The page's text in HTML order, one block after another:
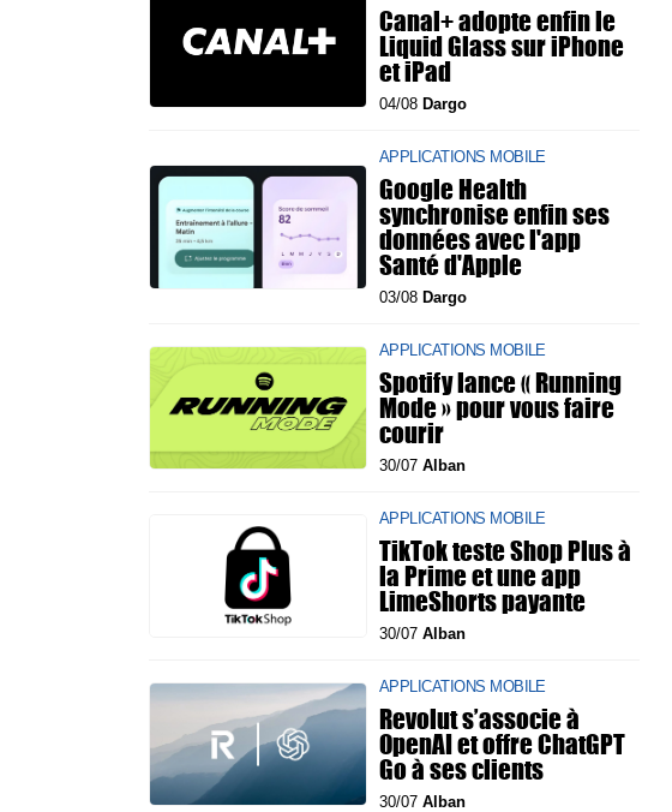
Canal+ adopte enfin le
Liquid Glass sur iPhone
et iPad
04/08 Dargo
APPLICATIONS MOBILE
Google Health
synchronise enfin ses
données avec l'app
Santé d'Apple
03/08 Dargo
APPLICATIONS MOBILE
Spotify lance « Running
Mode » pour vous faire
courir
30/07 Alban
APPLICATIONS MOBILE
TikTok teste Shop Plus à
la Prime et une app
LimeShorts payante
30/07 Alban
APPLICATIONS MOBILE
Revolut s’associe à
OpenAI et offre ChatGPT
Go à ses clients
30/07 Alban